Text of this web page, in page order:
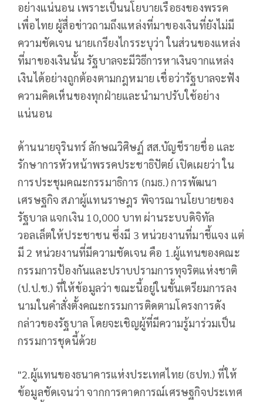
อย่างแน่นอน เพราะเป็นนโยบายเรือธงของพรรค
เพื่อไทย ผู้สื่อข่าวถามถึงแหล่งที่มาของเงินที่ยังไม่มี
ความชัดเจน นายเกรียงไกรระบุว่า ในส่วนของแหล่ง
ที่มาของเงินนั้น รัฐบาลจะมีวิธีการหาเงินจากแหล่ง
เงินได้อย่างถูกต้องตามกฎหมาย เชื่อว่ารัฐบาลจะฟัง
ความคิดเห็นของทุกฝ่ายและนำมาปรับใช้อย่าง
แน่นอน
ด้านนายจุรินทร์ ลักษณวิศิษฏ์ สส.บัญชีรายชื่อ และ
รักษาการหัวหน้าพรรคประชาธิปัตย์ เปิดเผยว่า ใน
การประชุมคณะกรรมาธิการ (กมธ.) การพัฒนา
เศรษฐกิจ สภาผู้แทนราษฎร พิจารณานโยบายของ
รัฐบาล แจกเงิน 10,000 บาท ผ่านระบบดิจิทัล
วอลเล็ตให้ประชาชน ซึ่งมี 3 หน่วยงานที่มาชี้แจง แต่
มี 2 หน่วยงานที่มีความชัดเจน คือ 1.ผู้แทนของคณะ
กรรมการป้องกันและปราบปรามการทุจริตแห่งชาติ
(ป.ป.ช.) ที่ให้ข้อมูลว่า ขณะนี้อยู่ในขั้นเตรียมการลง
นามในคำสั่งตั้งคณะกรรมการติดตามโครงการดัง
กล่าวของรัฐบาล โดยจะเชิญผู้ที่มีความรู้มาร่วมเป็น
กรรมการชุดนี้ด้วย
"2.ผู้แทนของธนาคารแห่งประเทศไทย (ธปท.) ที่ให้
ข้อมูลชัดเจนว่า จากการคาดการณ์เศรษฐกิจประเทศ